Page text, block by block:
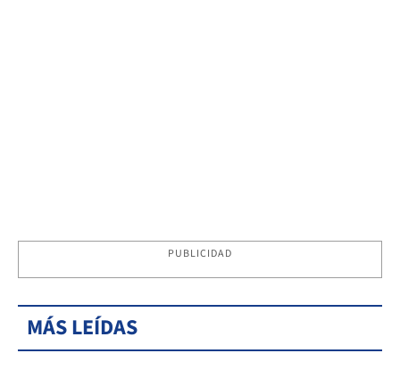
PUBLICIDAD
MÁS LEÍDAS